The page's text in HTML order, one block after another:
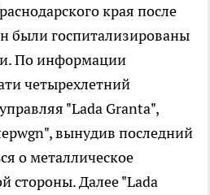
края после
были госпитализированы
По информации
четырехлетний
"Lada Granta",
вынудив последний
о металлическое
стороны. Далее "Lada